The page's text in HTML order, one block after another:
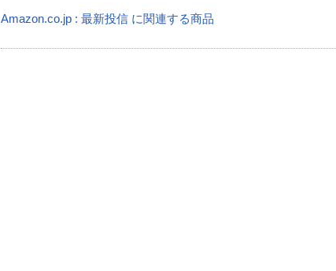
Amazon.co.jp : 最新投信 に関連する商品